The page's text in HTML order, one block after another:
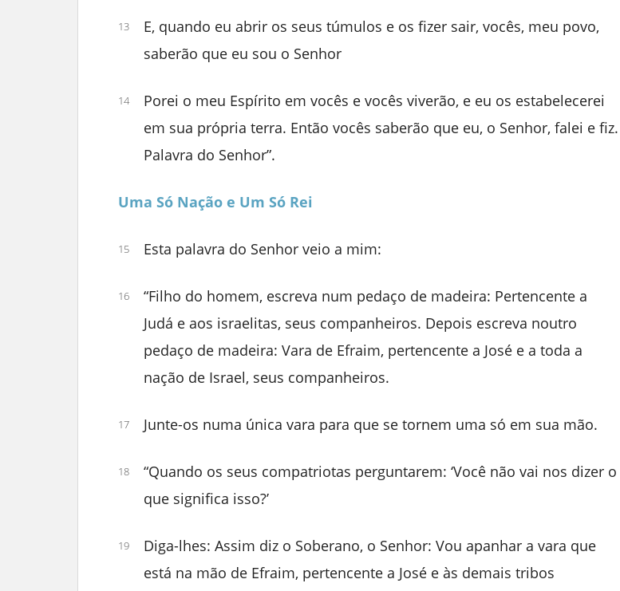
13
E, quando eu abrir os seus túmulos e os fizer sair, vocês, meu povo,
saberão que eu sou o Senhor
14
Porei o meu Espírito em vocês e vocês viverão, e eu os estabelecerei
em sua própria terra. Então vocês saberão que eu, o Senhor, falei e fiz.
Palavra do Senhor”.
Uma Só Nação e Um Só Rei
15 Esta palavra do Senhor veio a mim:
16
“Filho do homem, escreva num pedaço de madeira: Pertencente a
Judá e aos israelitas, seus companheiros. Depois escreva noutro
pedaço de madeira: Vara de Efraim, pertencente a José e a toda a
nação de Israel, seus companheiros.
17 Junte-os numa única vara para que se tornem uma só em sua mão.
18
“Quando os seus compatriotas perguntarem: ‘Você não vai nos dizer o
que significa isso?’
19
Diga-lhes: Assim diz o Soberano, o Senhor: Vou apanhar a vara que
está na mão de Efraim, pertencente a José e às demais tribos